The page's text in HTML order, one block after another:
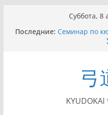
содержимому
Суббота, 8
Последние: Семинар по
Чемпионат
II Кубок
Орёл
I этап Кубка
Сейдокан II
弓